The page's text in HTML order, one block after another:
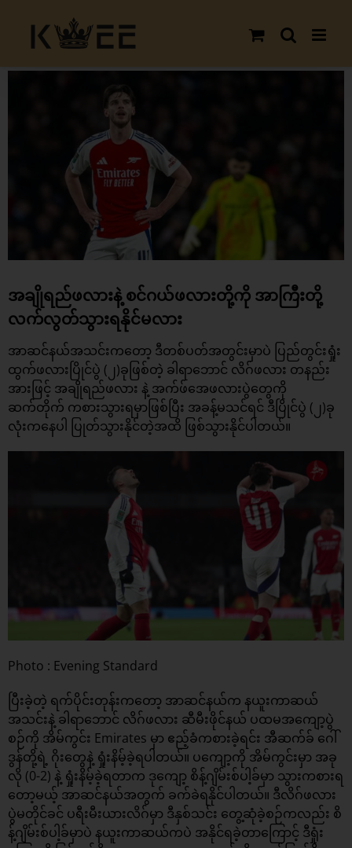
content
အချိုရည်ဖလားနဲ့ စင်ဂယ်ဖလားတို့ကို အာကြီးတို့
လက်လွတ်သွားရနိုင်မလား
အာဆင်နယ်အသင်းကတော့ ဒီတစ်ပတ်အတွင်းမှာပဲ ပြည်တွင်းရှုံး
ထွက်ဖလားပြိုင်ပွဲ (၂)ခုဖြစ်တဲ့ ခါရာဘောင် လိဂ်ဖလား တနည်း
အားဖြင့် အချိုရည်ဖလား နဲ့ အက်ဖ်အေဖလားပွဲတွေကို
ဆက်တိုက် ကစားသွားရမှာဖြစ်ပြီး အခန့်မသင်ရင် ဒီပြိုင်ပွဲ (၂)ခု
လုံးကနေပါ ပြုတ်သွားနိုင်တဲ့အထိ ဖြစ်သွားနိုင်ပါတယ်။
Photo : Evening Standard
ပြီးခဲ့တဲ့ ရက်ပိုင်းတုန်းကတော့ အာဆင်နယ်က နယူးကာဆယ်
အသင်းနဲ့ ခါရာဘောင် လိဂ်ဖလား ဆီမီးဖိုင်နယ် ပထမအကျော့ပွဲ
စဉ်ကို အိမ်ကွင်း Emirates မှာ ဧည့်ခံကစားခဲ့ရင်း အီဆက်ခ် ဂေါ်
ဒွန်တို့ရဲ့ ဂိုးတွေနဲ့ ရှုံးနိမ့်ခဲ့ရပါတယ်။ ပကျော့ကို အိမ်ကွင်းမှာ အခု
လို (0-2) နဲ့ ရှုံးနိမ့်ခဲ့ရတာက ဒုကျော့ စိန့်ဂျိမ်းစ်ပါ့ခ်မှာ သွားကစားရ
တော့မယ့် အာဆင်နယ်အတွက် ခက်ခဲရနိုင်ပါတယ်။ ဒီလိဂ်ဖလား
ပွဲမတိုင်ခင် ပရီးမီးယားလိဂ်မှာ ဒီနှစ်သင်း တွေ့ဆုံခဲ့စဉ်ကလည်း စိ
န့်ဂျိမ်းစ်ပါ့ခ်မှာပဲ နယူးကာဆယ်ကပဲ အနိုင်ရခဲ့တာကြောင့် ဒီရှုံး